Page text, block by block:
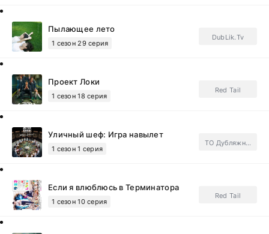
Пылающее лето
1 сезон 29 серия
DubLik.Tv
Проект Локи
1 сезон 18 серия
Red Tail
Уличный шеф: Игра навылет
1 сезон 1 серия
ТО Дубляжная
Если я влюблюсь в Терминатора
1 сезон 10 серия
Red Tail